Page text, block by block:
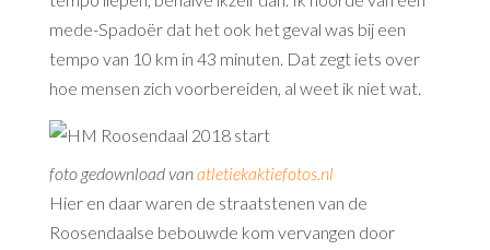
mede-Spadoër dat het ook het geval was bij een
tempo van 10 km in 43 minuten. Dat zegt iets over
hoe mensen zich voorbereiden, al weet ik niet wat.
foto gedownload vanatletiekaktiefotos.nl
Hier en daar waren de straatstenen van de
Roosendaalse bebouwde kom vervangen door